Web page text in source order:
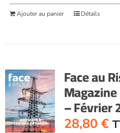
Ajouter au panier Détails
Face au
– Février
28,80 €